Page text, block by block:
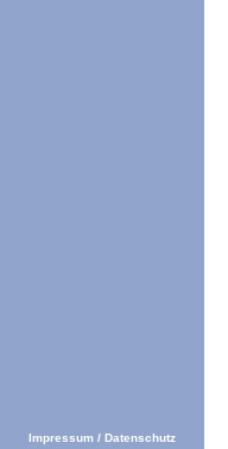
Impressum / Datenschutz